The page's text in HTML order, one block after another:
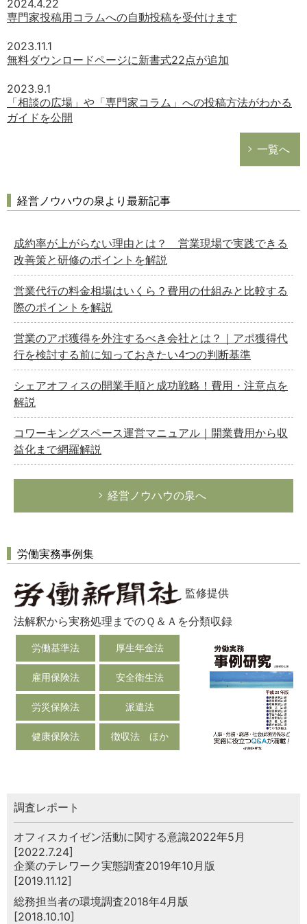
2024.4.22
専門家投稿用コラムへの自動投稿を受付けます
2023.11.1
無料ダウンロードページに新書式22点が追加
2023.9.1
「相談の広場」や「専門家コラム」への投稿方法がわかる
ガイドを公開
一覧へ
経営ノウハウの泉より最新記事
成約率が上がらない理由とは？ 営業現場で実践できる
改善策と研修のポイントを解説
営業代行の料金相場はいくら？費用の仕組みと比較する
際のポイントを解説
営業のアポ獲得を外注するべき会社とは？｜アポ獲得代
行を検討する前に知っておきたい4つの判断基準
シェアオフィスの開業手順と成功戦略！費用・注意点を
解説
コワーキングスペース運営マニュアル｜開業費用から収
益化まで網羅解説
経営ノウハウの泉へ
労働実務事例集
監修提供
法解釈から実務処理までのＱ＆Ａを分類収録
労働基準法 厚生年金法
雇用保険法 安全衛生法
労災保険法 派遣法
健康保険法 徴収法 ほか
調査レポート
オフィスカイゼン活動に関する意識2022年5月
[2022.7.24]
企業のテレワーク実態調査2019年10月版
[2019.11.12]
総務担当者の環境調査2018年4月版
[2018.10.10]